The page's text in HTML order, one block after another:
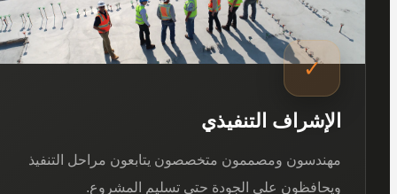
✓
الإشراف التنفيذي
مهندسون ومصممون متخصصون يتابعون مراحل التنفيذ
ويحافظون على الجودة حتى تسليم المشروع.